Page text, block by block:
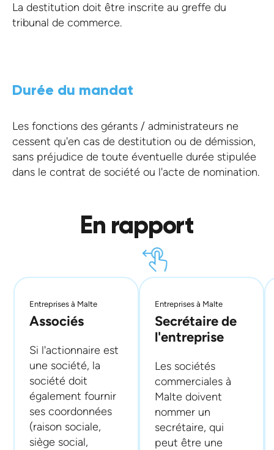
La destitution doit être inscrite au greffe du
tribunal de commerce.
Durée du mandat
Les fonctions des gérants / administrateurs ne
cessent qu'en cas de destitution ou de démission,
sans préjudice de toute éventuelle durée stipulée
dans le contrat de société ou l'acte de nomination.
En rapport
Entreprises à Malte
Associés
Si l'actionnaire est
une société, la
société doit
également fournir
ses coordonnées
(raison sociale,
siège social,
Entreprises à Malte
Secrétaire de
l'entreprise
Les sociétés
commerciales à
Malte doivent
nommer un
secrétaire, qui
peut être une